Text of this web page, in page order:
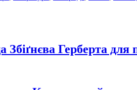
Збіґнєва Герберта